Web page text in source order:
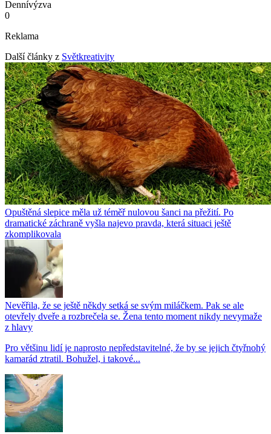
Dennívýzva
0
Reklama
Další články z Světkreativity
Opuštěná slepice měla už téměř nulovou šanci na přežití. Po
dramatické záchraně vyšla najevo pravda, která situaci ještě
zkomplikovala
Nevěřila, že se ještě někdy setká se svým miláčkem. Pak se ale
otevřely dveře a rozbrečela se. Žena tento moment nikdy nevymaže
z hlavy
Pro většinu lidí je naprosto nepředstavitelné, že by se jejich čtyřnohý
kamarád ztratil. Bohužel, i takové...